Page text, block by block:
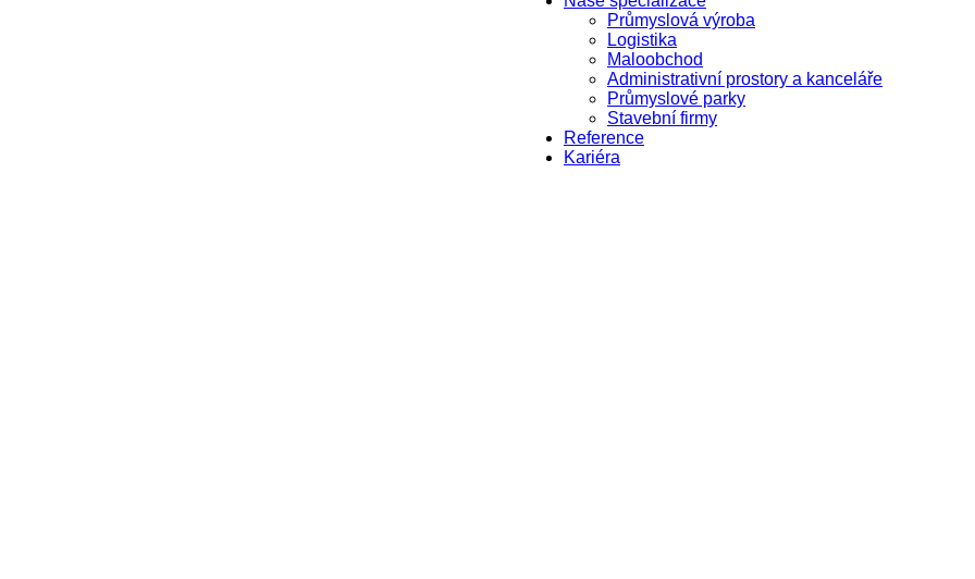
Průmyslová výroba
Logistika
Maloobchod
Administrativní prostory a kanceláře
Průmyslové parky
Stavební firmy
Reference
Kariéra